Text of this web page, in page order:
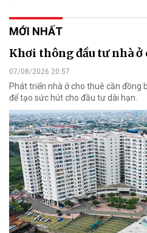
MỚI NHẤT
Khơi thông đầu tư nhà ở
07/08/2026 20:57
Phát triển nhà ở cho thuê cần đồng
để tạo sức hút cho đầu tư dài hạn.